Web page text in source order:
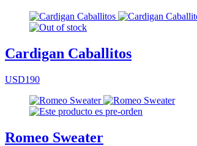
Cardigan Caballitos
USD190
Romeo Sweater